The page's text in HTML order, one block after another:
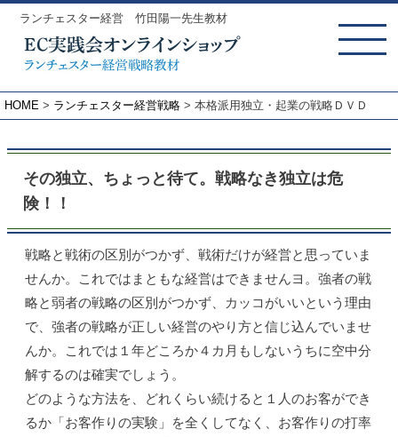
ランチェスター経営 竹田陽一先生教材
HOME ランチェスター経営戦略 本格派用独立・起業の戦略ＤＶＤ
その独立、ちょっと待て。戦略なき独立は危
険！！
戦略と戦術の区別がつかず、戦術だけが経営と思っていま
せんか。これではまともな経営はできませんヨ。強者の戦
略と弱者の戦略の区別がつかず、カッコがいいという理由
で、強者の戦略が正しい経営のやり方と信じ込んでいませ
んか。これでは１年どころか４カ月もしないうちに空中分
解するのは確実でしょう。
どのような方法を、どれくらい続けると１人のお客ができ
るか「お客作りの実験」を全くしてなく、お客作りの打率